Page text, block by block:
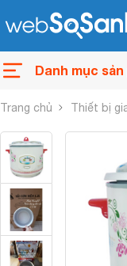
Danh mục
Trang chủ Thiết bị